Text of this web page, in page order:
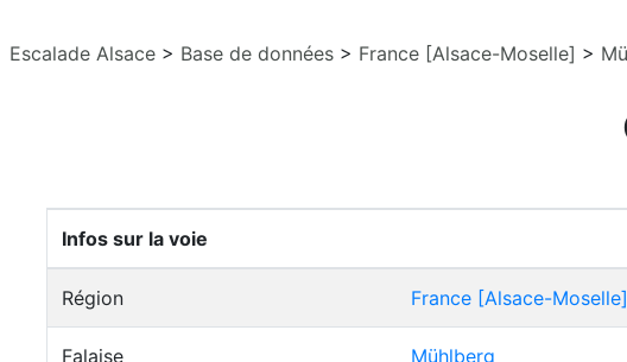
Escalade Alsace > Base de données > France [Alsace-Moselle] >
Infos sur la voie
Région France [Alsace-Moselle]
Falaise Mühlberg